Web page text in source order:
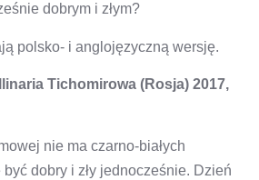
dobrym i złym?
polsko- i anglojęzyczną wersję.
Tichomirowa (Rosja) 2017,
nie ma czarno-białych
dobry i zły jednocześnie. Dzień